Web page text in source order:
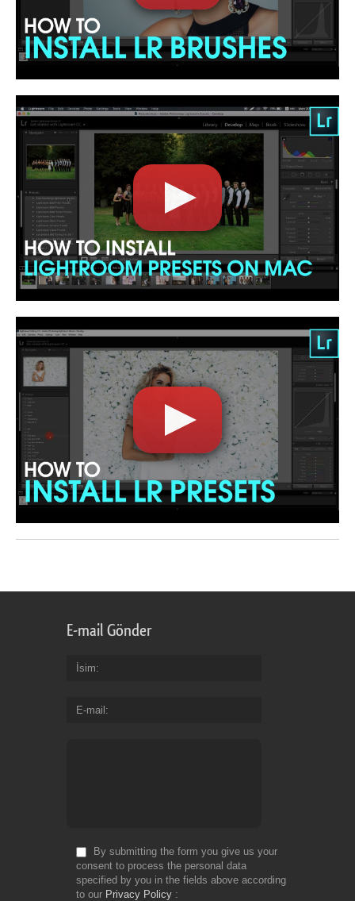
E-mail Gönder
İsim
E-mail
By submitting the form you give us your
consent to process the personal data
specified by you in the fields above according
to our Privacy Policy